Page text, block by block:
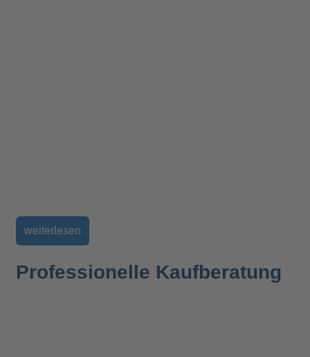
weiterlesen
Professionelle Kaufberatung